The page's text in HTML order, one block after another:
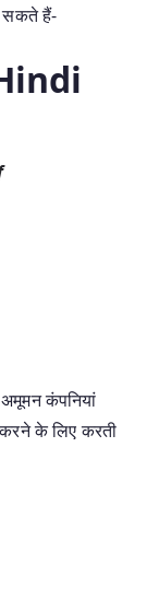
सकते हैं-
अमूमन कंपनियां
करने के लिए करती